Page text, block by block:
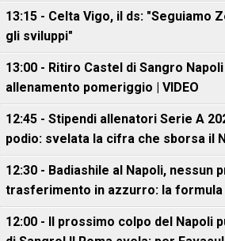
13:15 - Celta Vigo, il ds: "Seguiamo
gli sviluppi"
13:00 - Ritiro Castel di Sangro
allenamento pomeriggio | VIDEO
12:45 - Stipendi allenatori Serie A
podio: svelata la cifra che sborsa il
12:30 - Badiashile al Napoli, nessun
trasferimento in azzurro: la
12:00 - Il prossimo colpo del Napoli